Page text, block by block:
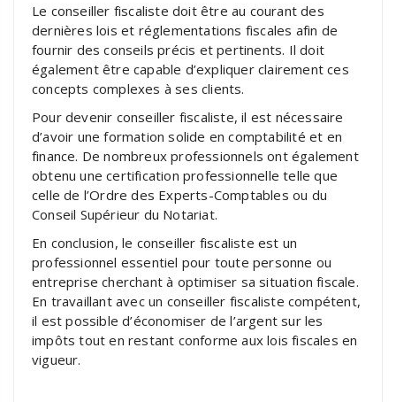
Le conseiller fiscaliste doit être au courant des
dernières lois et réglementations fiscales afin de
fournir des conseils précis et pertinents. Il doit
également être capable d’expliquer clairement ces
concepts complexes à ses clients.
Pour devenir conseiller fiscaliste, il est nécessaire
d’avoir une formation solide en comptabilité et en
finance. De nombreux professionnels ont également
obtenu une certification professionnelle telle que
celle de l’Ordre des Experts-Comptables ou du
Conseil Supérieur du Notariat.
En conclusion, le conseiller fiscaliste est un
professionnel essentiel pour toute personne ou
entreprise cherchant à optimiser sa situation fiscale.
En travaillant avec un conseiller fiscaliste compétent,
il est possible d’économiser de l’argent sur les
impôts tout en restant conforme aux lois fiscales en
vigueur.